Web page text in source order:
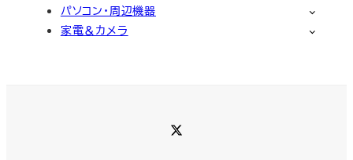
パソコン・周辺機器
家電＆カメラ